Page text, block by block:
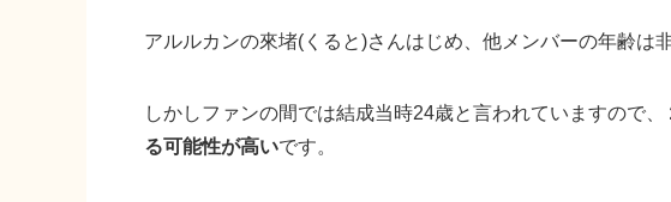
アルルカンの來堵(くると)さんはじめ、他メンバーの年齢は
しかしファンの間では結成当時24歳と言われていますので、
る可能性が高いです。